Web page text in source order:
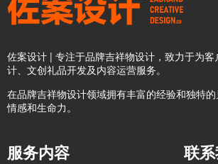
佐案设计 | 专注于品牌吉祥物设计，致力于为
计、文创礼品开发及内容运营服务。
在品牌吉祥物设计领域拥有丰富的经验和独特
情感和生命力。
服务内容 联